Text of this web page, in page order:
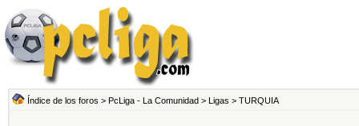
Índice de los foros > PcLiga - La Comunidad > Ligas > TURQUIA